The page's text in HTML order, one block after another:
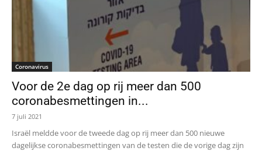
Coronavirus
Voor de 2e dag op rij meer dan 500
coronabesmettingen in...
7 juli 2021
Israël meldde voor de tweede dag op rij meer dan 500 nieuwe
dagelijkse coronabesmettingen van de testen die de vorige dag zijn